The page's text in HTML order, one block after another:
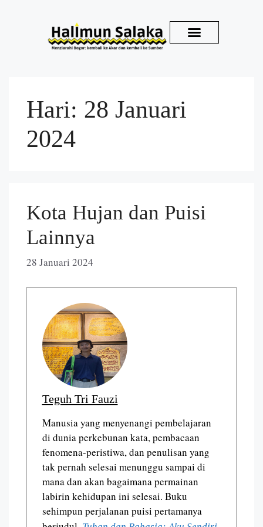
Hari: 28 Januari
2024
Kota Hujan dan Puisi
Lainnya
28 Januari 2024
Teguh Tri Fauzi
Manusia yang menyenangi pembelajaran
di dunia perkebunan kata, pembacaan
fenomena-peristiwa, dan penulisan yang
tak pernah selesai menunggu sampai di
mana dan akan bagaimana permainan
labirin kehidupan ini selesai. Buku
sehimpun perjalanan puisi pertamanya